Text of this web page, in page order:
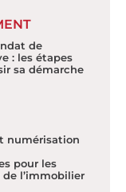
de
: les étapes
sa démarche
numérisation
pour les
l’immobilier